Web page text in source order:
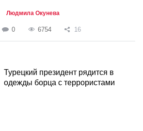
Людмила Окунева
0 6754 16
Турецкий президент рядится в
одежды борца с террористами